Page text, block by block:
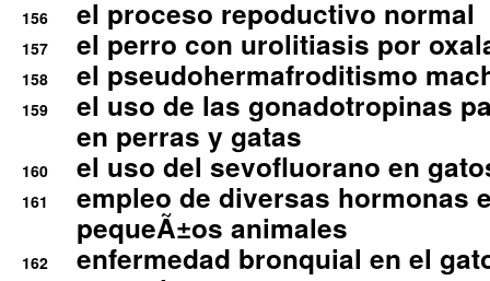
156 el proceso repoductivo normal
157 el perro con urolitiasis por
158 el pseudohermafroditismo
159
el uso de las gonadotropinas
en perras y gatas
160 el uso del sevofluorano en
161
empleo de diversas hormonas
pequeÃ±os animales
162
enfermedad bronquial en el